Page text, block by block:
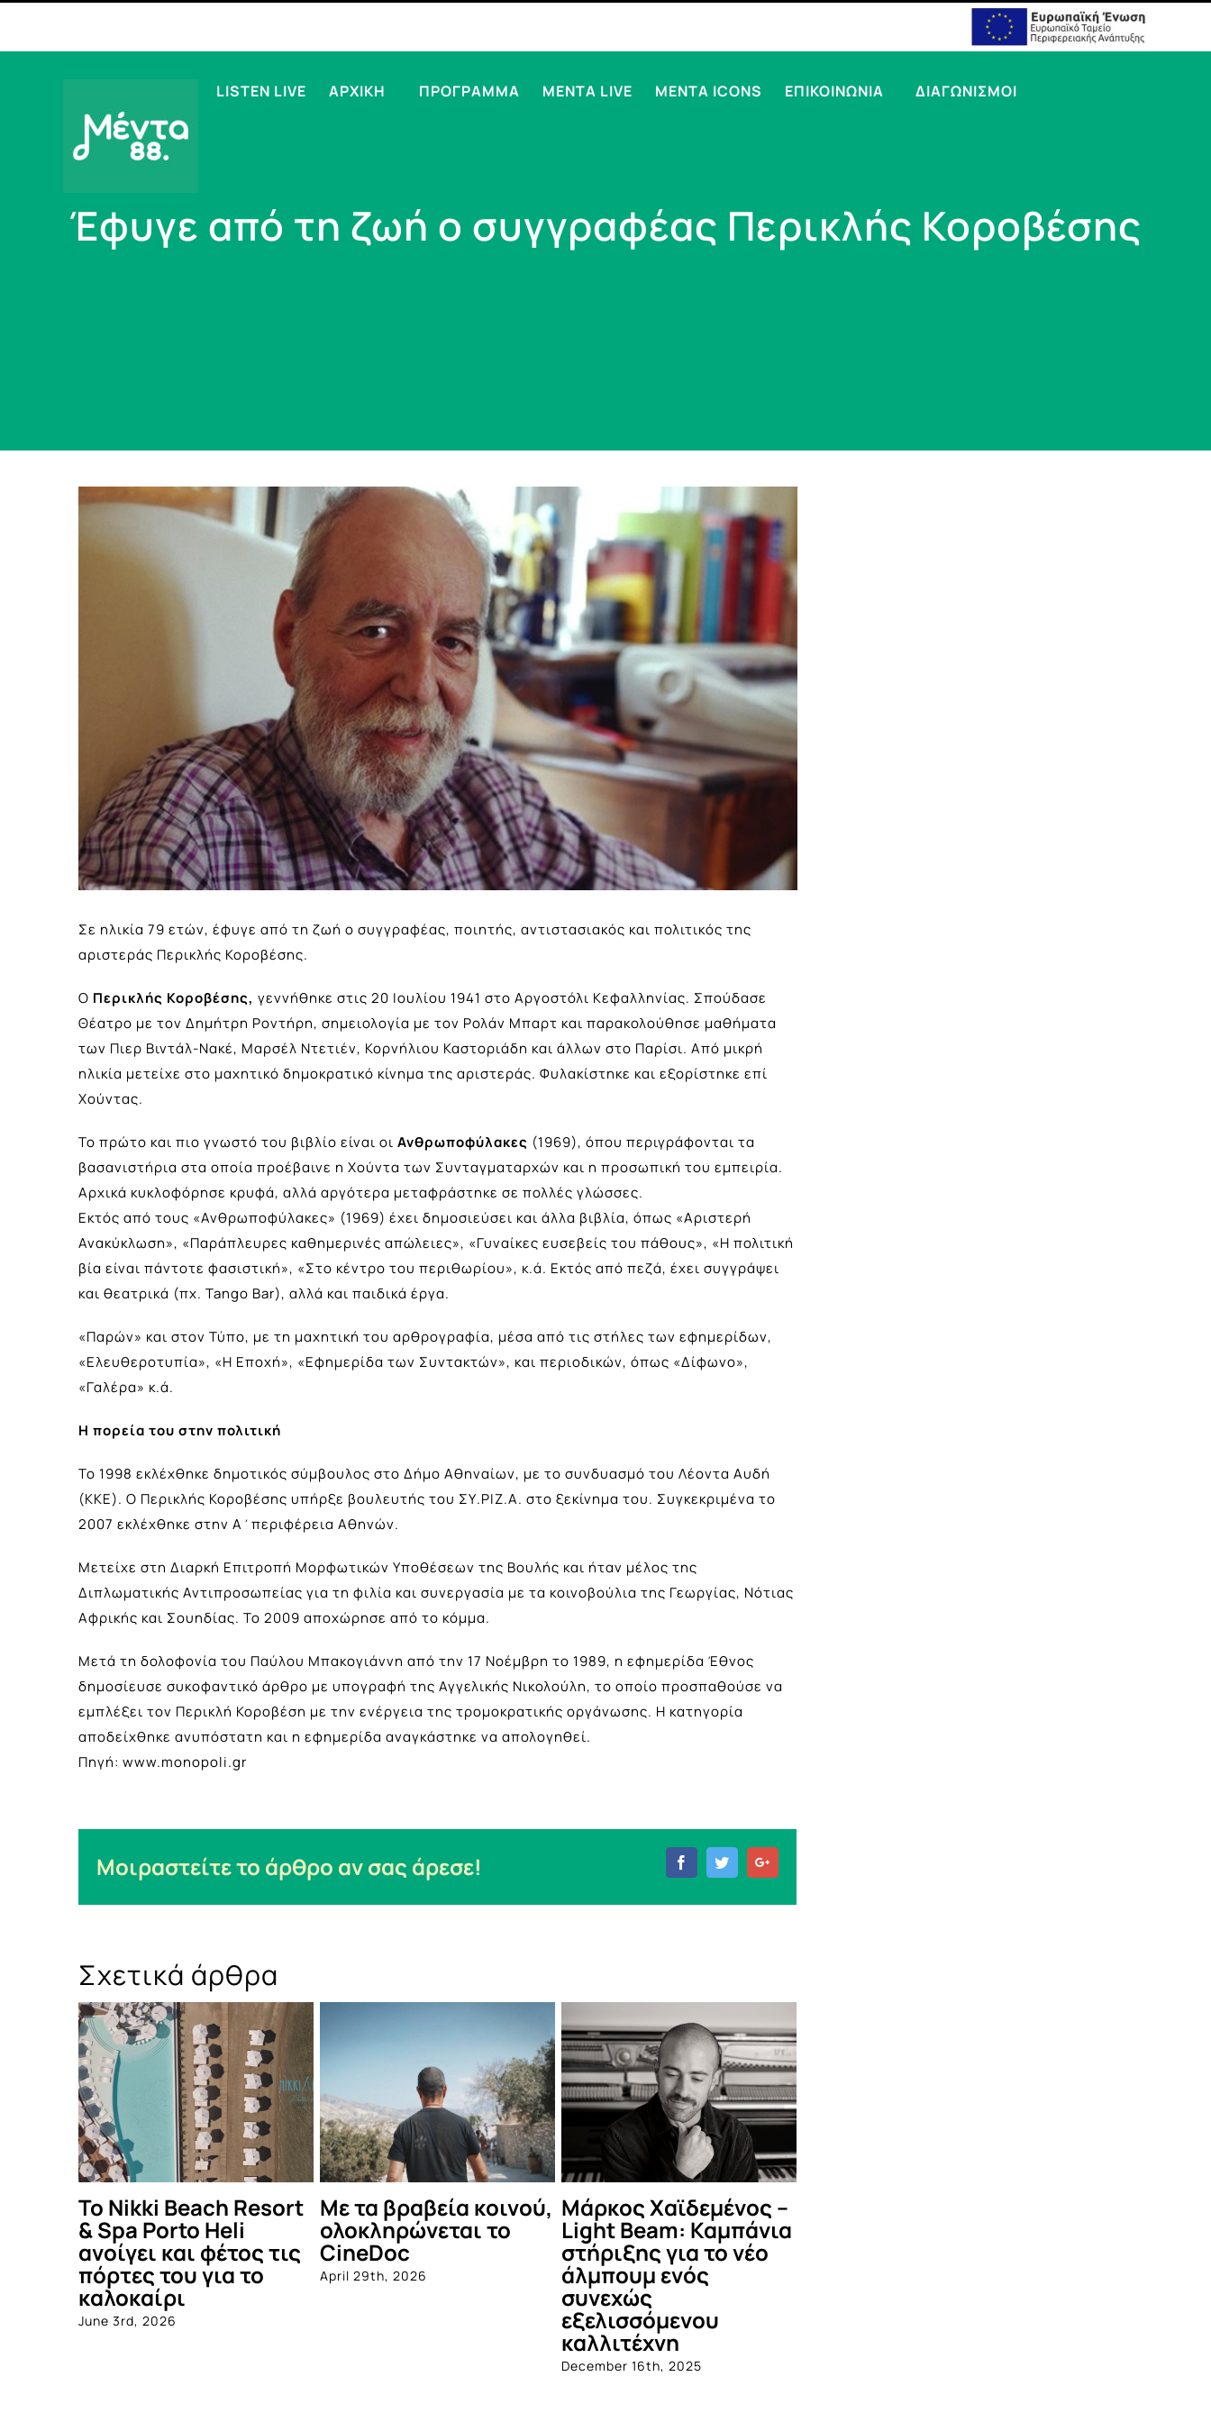
LISTEN LIVE ΑΡΧΙΚΗ ΠΡΟΓΡΑΜΜΑ MENTA LIVE MENTA ICONS ΕΠΙΚΟΙΝΩΝΙΑ ΔΙΑΓΩΝΙΣΜΟΙ
Έφυγε από τη ζωή ο συγγραφέας Περικλής Κοροβέσης
View
Σε ηλικία 79 ετών, έφυγε από τη ζωή ο συγγραφέας, ποιητής, αντιστασιακός και πολιτικός της
αριστεράς Περικλής Κοροβέσης.
Ο Περικλής Κοροβέσης, γεννήθηκε στις 20 Ιουλίου 1941 στο Αργοστόλι Κεφαλληνίας. Σπούδασε
Θέατρο με τον Δημήτρη Ροντήρη, σημειολογία με τον Ρολάν Μπαρτ και παρακολούθησε μαθήματα
των Πιερ Βιντάλ-Νακέ, Μαρσέλ Ντετιέν, Κορνήλιου Καστοριάδη και άλλων στο Παρίσι. Από μικρή
ηλικία μετείχε στο μαχητικό δημοκρατικό κίνημα της αριστεράς. Φυλακίστηκε και εξορίστηκε επί
Χούντας.
Το πρώτο και πιο γνωστό του βιβλίο είναι οι Ανθρωποφύλακες (1969), όπου περιγράφονται τα
βασανιστήρια στα οποία προέβαινε η Χούντα των Συνταγματαρχών και η προσωπική του εμπειρία.
Αρχικά κυκλοφόρησε κρυφά, αλλά αργότερα μεταφράστηκε σε πολλές γλώσσες.
Εκτός από τους «Ανθρωποφύλακες» (1969) έχει δημοσιεύσει και άλλα βιβλία, όπως «Αριστερή
Ανακύκλωση», «Παράπλευρες καθημερινές απώλειες», «Γυναίκες ευσεβείς του πάθους», «Η πολιτική
βία είναι πάντοτε φασιστική», «Στο κέντρο του περιθωρίου», κ.ά. Εκτός από πεζά, έχει συγγράψει
και θεατρικά (πχ. Tango Bar), αλλά και παιδικά έργα.
«Παρών» και στον Τύπο, με τη μαχητική του αρθρογραφία, μέσα από τις στήλες των εφημερίδων,
«Ελευθεροτυπία», «Η Εποχή», «Εφημερίδα των Συντακτών», και περιοδικών, όπως «Δίφωνο»,
«Γαλέρα» κ.ά.
Η πορεία του στην πολιτική
Το 1998 εκλέχθηκε δημοτικός σύμβουλος στο Δήμο Αθηναίων, με το συνδυασμό του Λέοντα Αυδή
(ΚΚΕ). Ο Περικλής Κοροβέσης υπήρξε βουλευτής του ΣΥ.ΡΙΖ.Α. στο ξεκίνημα του. Συγκεκριμένα το
2007 εκλέχθηκε στην Α΄περιφέρεια Αθηνών.
Μετείχε στη Διαρκή Επιτροπή Μορφωτικών Υποθέσεων της Βουλής και ήταν μέλος της
Διπλωματικής Αντιπροσωπείας για τη φιλία και συνεργασία με τα κοινοβούλια της Γεωργίας, Νότιας
Αφρικής και Σουηδίας. Το 2009 αποχώρησε από το κόμμα.
Μετά τη δολοφονία του Παύλου Μπακογιάννη από την 17 Νοέμβρη το 1989, η εφημερίδα Έθνος
δημοσίευσε συκοφαντικό άρθρο με υπογραφή της Αγγελικής Νικολούλη, το οποίο προσπαθούσε να
εμπλέξει τον Περικλή Κοροβέση με την ενέργεια της τρομοκρατικής οργάνωσης. Η κατηγορία
αποδείχθηκε ανυπόστατη και η εφημερίδα αναγκάστηκε να απολογηθεί.
Πηγή: www.monopoli.gr
Μοιραστείτε το άρθρο αν σας άρεσε! FacebookTwitter
Σχετικά άρθρα
κοινού, Μάρκος Χαϊδεμένος –
Light Beam: Καμπάνια
στήριξης για το νέο
άλμπουμ ενός
συνεχώς
εξελισσόμενου
Δες τι έγινε στο
καλοκαιρινό Μέντα
Πάρτυ!
July 12th, 2025
Οι Πυξ Λαξ στο
Θέατρο Βράχων
June 4th, 2025